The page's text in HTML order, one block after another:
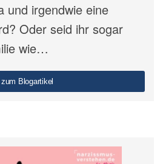
und irgendwie eine
Oder seid ihr sogar
wie…
zum Blogartikel